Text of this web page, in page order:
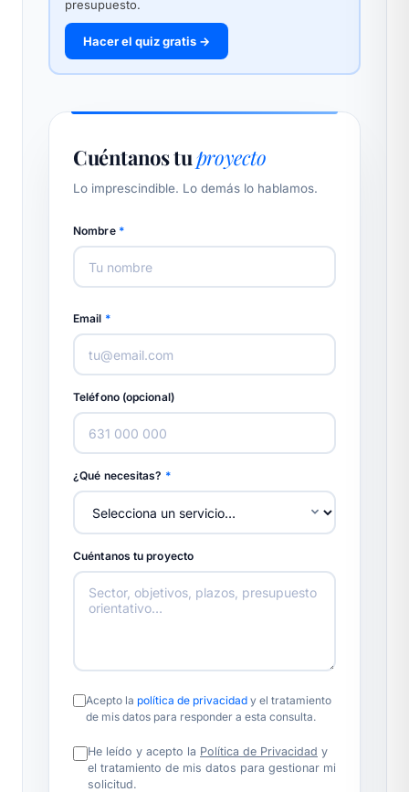
presupuesto.
Hacer el quiz gratis →
Cuéntanos tuproyecto
Lo imprescindible. Lo demás lo hablamos.
Nombre *
Email *
Teléfono (opcional)
¿Qué necesitas? *
Cuéntanos tu proyecto
Acepto la política de privacidad y el tratamiento
de mis datos para responder a esta consulta.
He leído y acepto la Política de Privacidad y
el tratamiento de mis datos para gestionar mi
solicitud.